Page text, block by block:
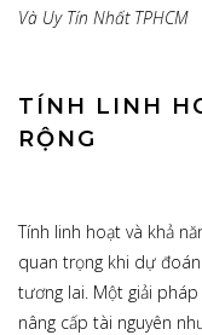
Và Uy Tín Nhất TPHCM
TÍNH LINH
RỘNG
Tính linh hoạt và khả
quan trọng khi dự
tương lai. Một giải
nâng cấp tài nguyên